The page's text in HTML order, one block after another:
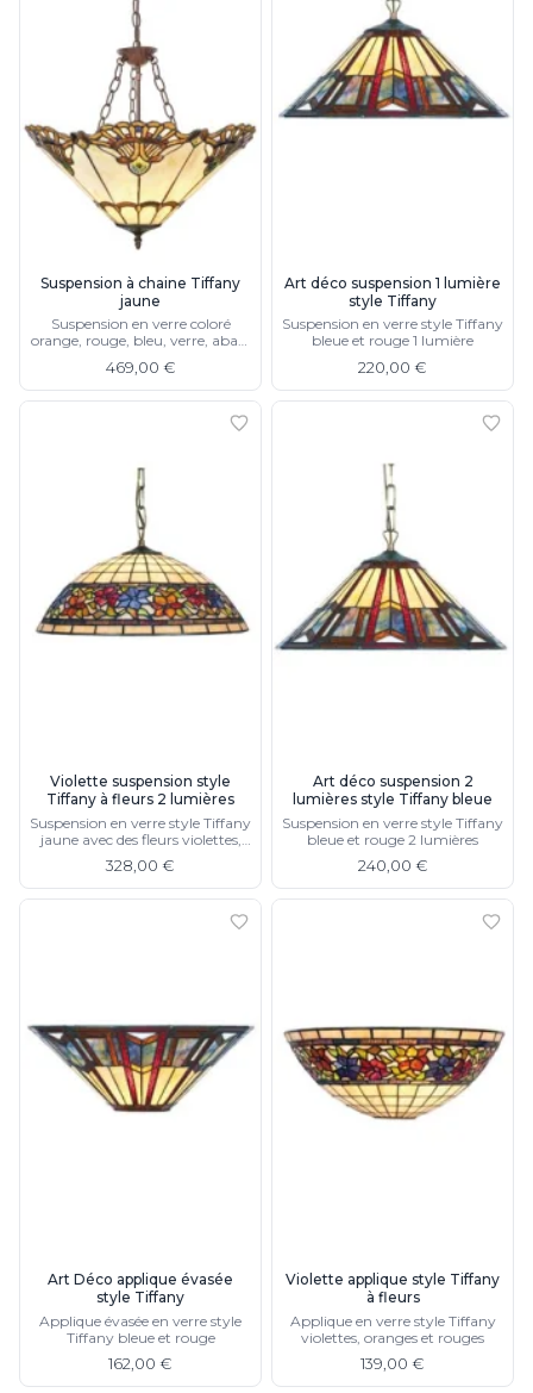
Suspension à chaine Tiffany
jaune
Suspension en verre coloré
orange, rouge, bleu, verre, abat-
et lampadaire assortis
469,00 €
Art déco suspension 1 lumière
style Tiffany
Suspension en verre style Tiffany
bleue et rouge 1 lumière
220,00 €
Violette suspension style
Tiffany à fleurs 2 lumières
Suspension en verre style Tiffany
jaune avec des fleurs violettes,
328,00 €
Art déco suspension 2
lumières style Tiffany bleue
Suspension en verre style Tiffany
bleue et rouge 2 lumières
240,00 €
Art Déco applique évasée
style Tiffany
Applique évasée en verre style
Tiffany bleue et rouge
162,00 €
Violette applique style Tiffany
à fleurs
Applique en verre style Tiffany
violettes, oranges et rouges
139,00 €